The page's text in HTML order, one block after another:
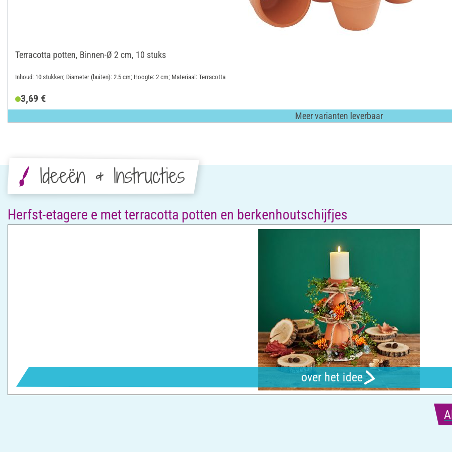
Terracotta potten, Binnen-Ø 2 cm, 10 stuks
Inhoud: 10 stukken; Diameter (buiten): 2.5 cm; Hoogte: 2 cm; Materiaal: Terracotta
3,69 €
Meer varianten leverbaar
Ideeën & Instructies
Herfst-etagere e met terracotta potten en berkenhoutschijfjes
over het idee